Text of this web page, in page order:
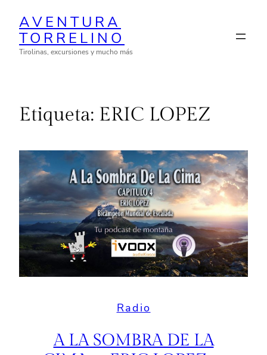
contenido
AVENTURA
TORRELINO
Tirolinas, excursiones y mucho más
Etiqueta: ERIC LOPEZ
Radio
A LA SOMBRA DE LA